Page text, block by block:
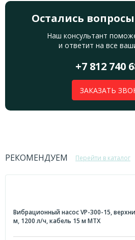
Остались
Наш консультант
и ответит на все
+7 812 740
ЗАКАЗАТЬ
РЕКОМЕНДУЕМ Перейти в каталог
Вибрационный насос VP-300-15,
м, 1200 л/ч, кабель 15 м MTX